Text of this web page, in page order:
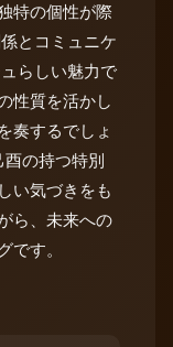
特の個性が際
とコミュニケ
らしい魅力で
性質を活かし
奏するでしょ
の持つ特別
い気づきをも
ら、未来への
です。